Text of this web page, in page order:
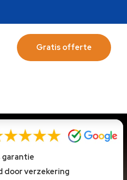
Gratis offerte
garantie
door verzekering